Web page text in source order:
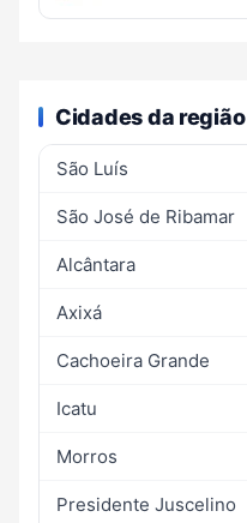
Cidades da região
São Luís
São José de Ribamar
Alcântara
Axixá
Cachoeira Grande
Icatu
Morros
Presidente Juscelino